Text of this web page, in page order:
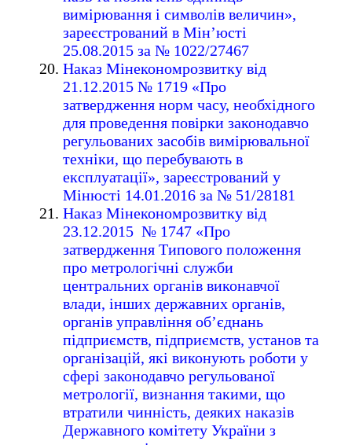
вимірювання і символів величин»,
зареєстрований в Мін’юсті
25.08.2015 за № 1022/27467
Наказ Мінекономрозвитку від
21.12.2015 № 1719 «Про
затвердження норм часу, необхідного
для проведення повірки законодавчо
регульованих засобів вимірювальної
техніки, що перебувають в
експлуатації», зареєстрований у
Мінюсті 14.01.2016 за № 51/28181
Наказ Мінекономрозвитку від
23.12.2015 № 1747 «Про
затвердження Типового положення
про метрологічні служби
центральних органів виконавчої
влади, інших державних органів,
органів управління об’єднань
підприємств, підприємств, установ та
організацій, які виконують роботи у
сфері законодавчо регульованої
метрології, визнання такими, що
втратили чинність, деяких наказів
Державного комітету України з